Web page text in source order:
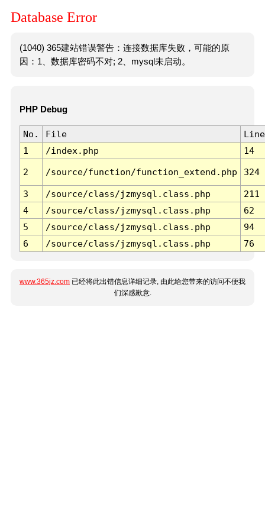
Database Error
(1040) 365建站错误警告：连接数据库失败，可能的原
因：1、数据库密码不对; 2、mysql未启动。
PHP Debug
No. File
Line
1
/index.php 14
2 /source/function/function_extend.php 324
3 /source/class/jzmysql.class.php
211
4
/source/class/jzmysql.class.php
62
5
/source/class/jzmysql.class.php
94
6
/source/class/jzmysql.class.php 76
www.365jz.com 已经将此出错信息详细记录, 由此给您带来的访问不便我
们深感歉意.